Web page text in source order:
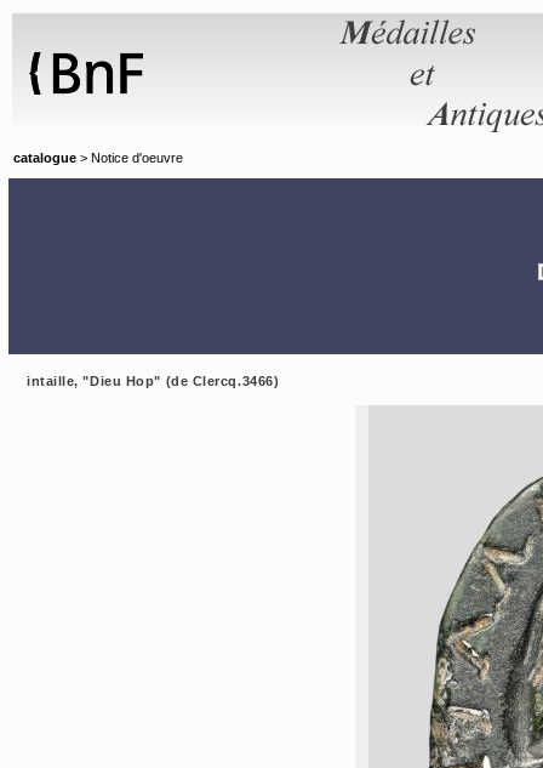
catalogue > Notice d'oeuvre
intaille, "Dieu Hop" (de Clercq.3466)